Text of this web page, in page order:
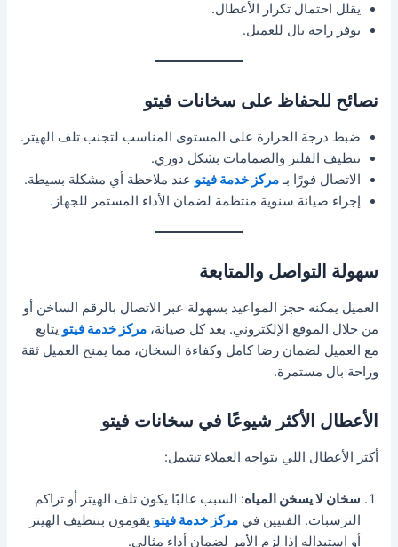
يقلل احتمال تكرار الأعطال.
يوفر راحة بال للعميل.
نصائح للحفاظ على سخانات فيتو
ضبط درجة الحرارة على المستوى المناسب لتجنب تلف الهيتر.
تنظيف الفلتر والصمامات بشكل دوري.
الاتصال فورًا بـمركز خدمة فيتو عند ملاحظة أي مشكلة بسيطة.
إجراء صيانة سنوية منتظمة لضمان الأداء المستمر للجهاز.
سهولة التواصل والمتابعة
العميل يمكنه حجز المواعيد بسهولة عبر الاتصال بالرقم الساخن أو
من خلال الموقع الإلكتروني. بعد كل صيانة،مركز خدمة فيتو يتابع
مع العميل لضمان رضا كامل وكفاءة السخان، مما يمنح العميل ثقة
وراحة بال مستمرة.
الأعطال الأكثر شيوعًا في سخانات فيتو
أكثر الأعطال اللي بتواجه العملاء تشمل:
سخان لا يسخن المياه: السبب غالبًا يكون تلف الهيتر أو تراكم
الترسبات. الفنيين فيمركز خدمة فيتو يقومون بتنظيف الهيتر
أو استبداله إذا لزم الأمر لضمان أداء مثالي.